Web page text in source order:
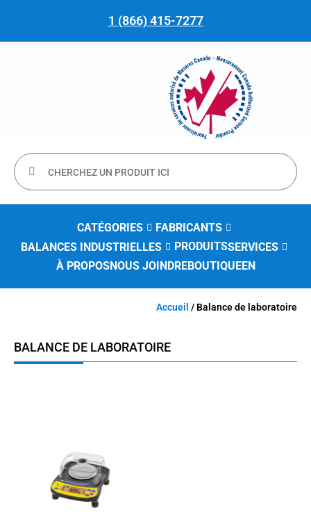
1 (866) 415-7277
CATÉGORIES
FABRICANTS
BALANCES INDUSTRIELLES
PRODUITSSERVICES
À PROPOSNOUS JOINDREBOUTIQUEEN
Accueil / Balance de laboratoire
BALANCE DE LABORATOIRE